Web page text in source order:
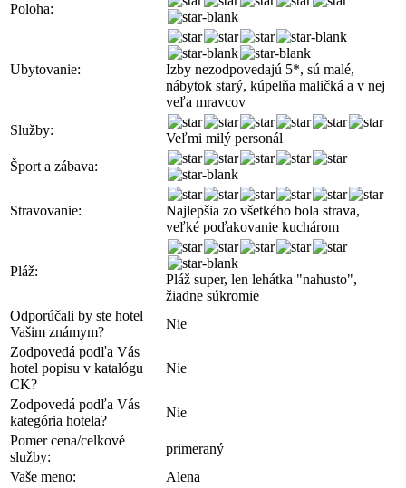
Poloha:
Ubytovanie:
Izby nezodpovedajú 5*, sú malé,
nábytok starý, kúpelňa maličká a v nej
veľa mravcov
Služby:
Veľmi milý personál
Šport a zábava:
Stravovanie:
Najlepšia zo všetkého bola strava,
veľké poďakovanie kuchárom
Pláž:
Pláž super, len lehátka "nahusto",
žiadne súkromie
Odporúčali by ste hotel
Vašim známym?
Nie
Zodpovedá podľa Vás
hotel popisu v katalógu
CK?
Nie
Zodpovedá podľa Vás
kategória hotela?
Nie
Pomer cena/celkové
služby:
primeraný
Vaše meno:
Alena